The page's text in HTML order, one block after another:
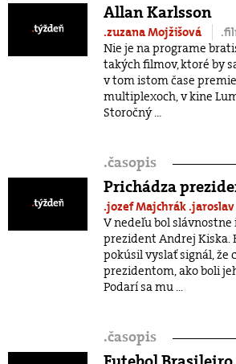
Allan Karlsson
.zuzana Mojžišová
Nie je na programe
takých filmov, ktoré by
v tom istom čase
multiplexoch, v kine
Storočný ...
.časopis
Prichádza
.jozef Majchrák
V nedeľu bol
prezident Andrej Kiska.
pokúsil vyslať signál, že
prezidentom, ako boli
Podarí sa mu ...
.časopis